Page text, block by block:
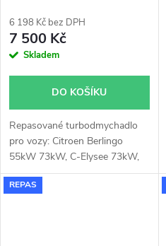
6 198 Kč bez DPH
7 500 Kč
Skladem
DO KOŠÍKU
Repasované turbodmychadlo
pro vozy: Citroen Berlingo
55kW 73kW, C-Elysee 73kW,
C3 55kW 73kW, C4 73kW,
DS3 73kW, DS4 73kW, Jumpy
REPAS